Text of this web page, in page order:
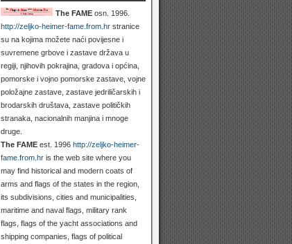
The FAMEosn. 1996.
http://zeljko-heimer-fame.from.hrstranice
su na kojima možete naći povijesne i
suvremene grbove i zastave država u
regiji, njihovih pokrajina, gradova i općina,
pomorske i vojno pomorske zastave, vojne
položajne zastave, zastave jedriličarskih i
brodarskih društava, zastave političkih
stranaka, nacionalnih manjina i mnoge
druge.
The FAMEest. 1996 http://zeljko-heimer-
fame.from.hris the web site where you
may find historical and modern coats of
arms and flags of the states in the region,
its subdivisions, cities and municipalities,
maritime and naval flags, military rank
flags, flags of the yacht associations and
shipping companies, flags of political